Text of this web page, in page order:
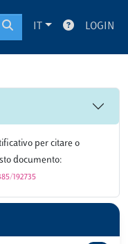
IT LOGIN
per citare o
documento:
192735